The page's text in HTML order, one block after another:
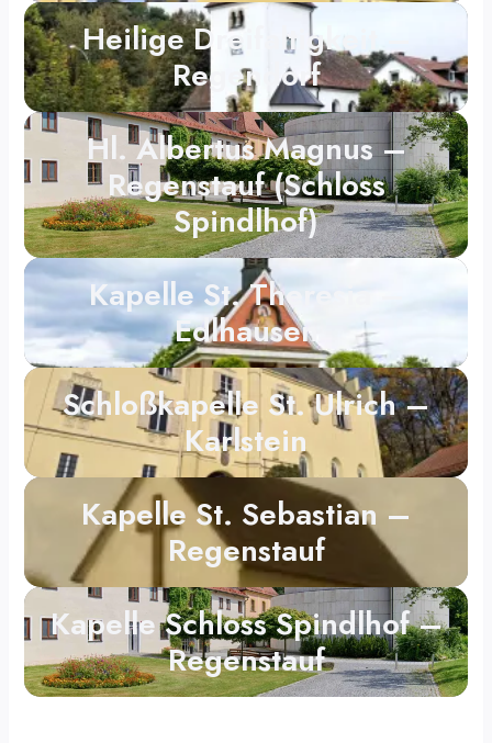
Heilige Dreifaltigkeit –
Regendorf
Hl. Albertus Magnus –
Regenstauf (Schloss
Spindlhof)
Kapelle St. Theresia –
Edlhausen
Schloßkapelle St. Ulrich –
Karlstein
Kapelle St. Sebastian –
Regenstauf
Kapelle Schloss Spindlhof –
Regenstauf